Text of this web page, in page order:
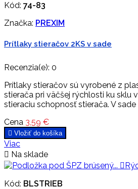
Kód: 74-83
Značka: PREXIM
Prítlaky stieračov 2KS v sade
Recenzia(e): 0
Prítlaky stieračov sú vyrobené z
stierača pri väčšej rýchlosti ku sklu
stieraciu schopnosť stierača. V sade
Cena 3,59 €
 Vložiť do košíka
Viac
 Na sklade

Kód: BLSTRIEB